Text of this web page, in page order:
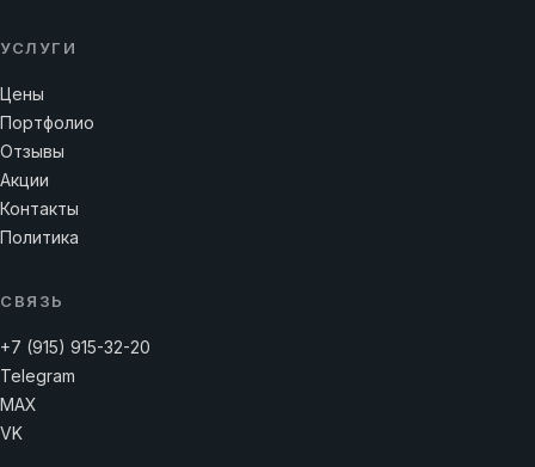
УСЛУГИ
Цены
Портфолио
Отзывы
Акции
Контакты
Политика
СВЯЗЬ
+7 (915) 915-32-20
Telegram
MAX
VK